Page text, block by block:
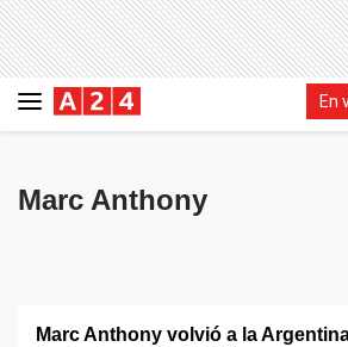
En
Marc Anthony
Marc Anthony volvió a la